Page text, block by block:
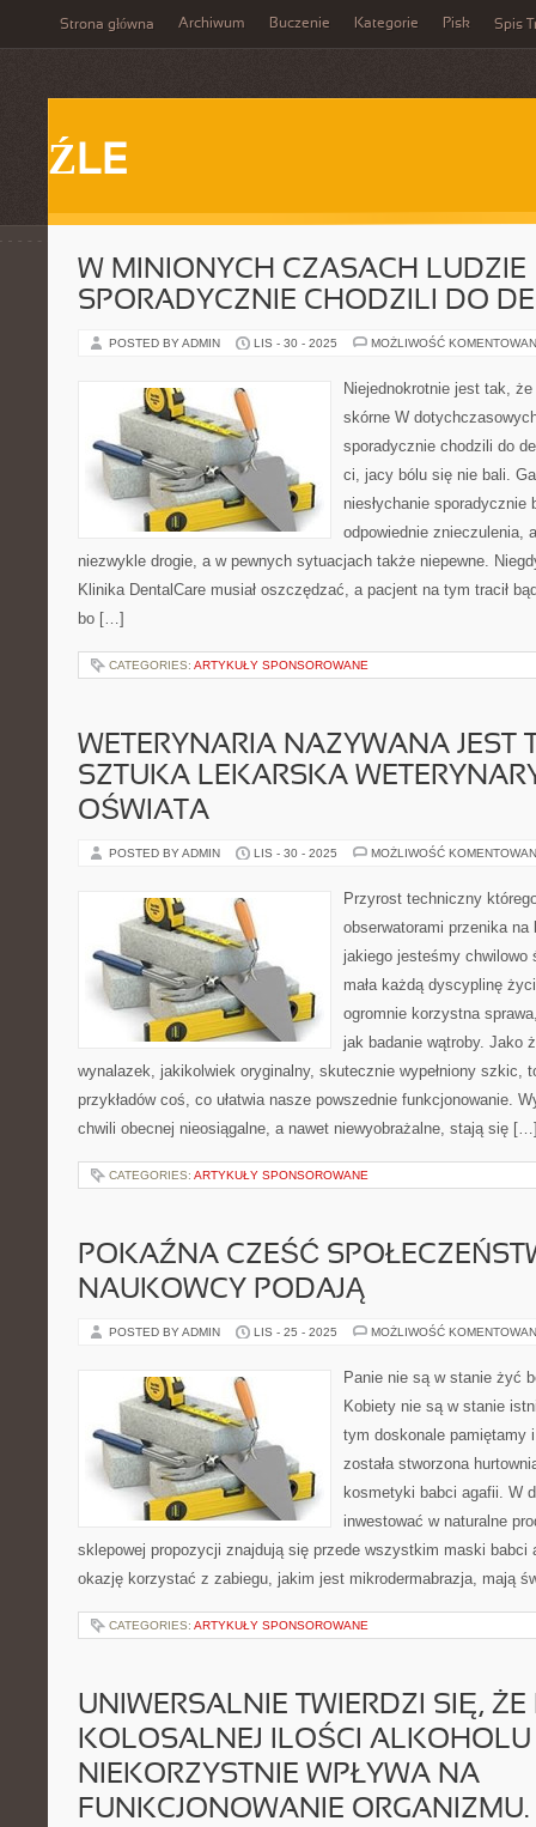
Strona główna Archiwum Buczenie Kategorie Pisk Spis
ŹLE
W MINIONYCH CZASACH LUDZIE
SPORADYCZNIE CHODZILI DO
POSTED BY ADMIN LIS - 30 - 2025 MOŻLIWOŚĆ
Niejednokrotnie jest tak,
skórne W
sporadycznie chodzili do
ci, jacy bólu się nie bali.
niesłychanie sporadycznie
odpowiednie znieczulenia,
niezwykle drogie, a w pewnych sytuacjach także niepewne.
Klinika DentalCare musiał oszczędzać, a pacjent na tym tracił
bo […]
CATEGORIES: ARTYKUŁY SPONSOROWANE
WETERYNARIA NAZYWANA JEST
SZTUKA LEKARSKA
OŚWIATA
POSTED BY ADMIN LIS - 30 - 2025 MOŻLIWOŚĆ
Przyrost techniczny
obserwatorami przenika na
jakiego jesteśmy chwilowo
mała każdą dyscyplinę
ogromnie korzystna
jak badanie wątroby. Jako
wynalazek, jakikolwiek oryginalny, skutecznie wypełniony szkic,
przykładów coś, co ułatwia nasze powszednie funkcjonowanie.
chwili obecnej nieosiągalne, a nawet niewyobrażalne, stają się
CATEGORIES: ARTYKUŁY SPONSOROWANE
POKAŹNA CZEŚĆ
NAUKOWCY PODAJĄ
POSTED BY ADMIN LIS - 25 - 2025 MOŻLIWOŚĆ
Panie nie są w stanie żyć
Kobiety nie są w stanie
tym doskonale pamiętamy
została stworzona
kosmetyki babci agafii. W
inwestować w naturalne
sklepowej propozycji znajdują się przede wszystkim maski babci
okazję korzystać z zabiegu, jakim jest mikrodermabrazja, mają
CATEGORIES: ARTYKUŁY SPONSOROWANE
UNIWERSALNIE TWIERDZI SIĘ, ŻE
KOLOSALNEJ ILOŚCI ALKOHOLU
NIEKORZYSTNIE WPŁYWA NA
FUNKCJONOWANIE